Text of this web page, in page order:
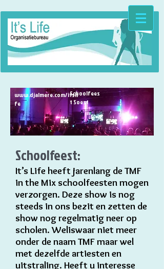
INF
O
Schoolfees
t Soest
www.djalmere.com/itsli
fe
Schoolfeest:
It’s Life heeft jarenlang de TMF
in the Mix schoolfeesten mogen
verzorgen. Deze show is nog
steeds in ons bezit en zetten de
show nog regelmatig neer op
scholen. Weliswaar niet meer
onder de naam TMF maar wel
met dezelfde artiesten en
uitstraling. Heeft u interesse